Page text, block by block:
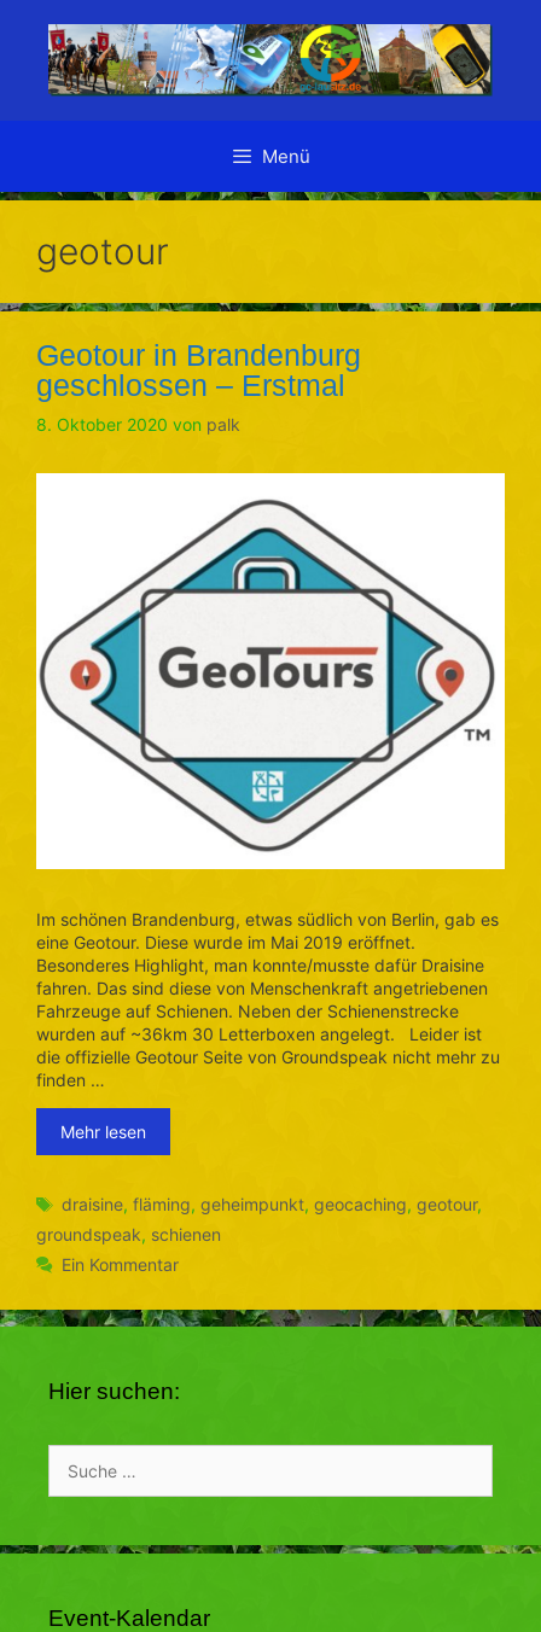
springen
Menü
geotour
Geotour in Brandenburg
geschlossen – Erstmal
8. Oktober 2020 von palk
Im schönen Brandenburg, etwas südlich von Berlin, gab es
eine Geotour. Diese wurde im Mai 2019 eröffnet.
Besonderes Highlight, man konnte/musste dafür Draisine
fahren. Das sind diese von Menschenkraft angetriebenen
Fahrzeuge auf Schienen. Neben der Schienenstrecke
wurden auf ~36km 30 Letterboxen angelegt. Leider ist
die offizielle Geotour Seite von Groundspeak nicht mehr zu
finden …
Mehr lesen
Schlagwörter
draisine,fläming,geheimpunkt,geocaching,geotour,
groundspeak, schienen
Ein Kommentar
Hier suchen:
nach:
Event-Kalendar